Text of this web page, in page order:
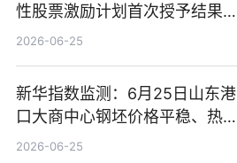
性股票激励计划首次授予结果公
告-微资讯
2026-06-25
新华指数监测：6月25日山东港
口大商中心钢坯价格平稳、热轧
C料价格微幅下跌
2026-06-25